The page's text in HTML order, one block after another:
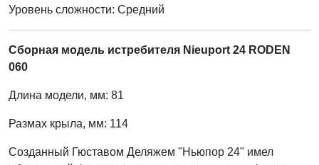
Уровень сложности: Cредний
Сборная модель истребителя Nieuport 24 RODEN
060
Длина модели, мм: 81
Размах крыла, мм: 114
Созданный Гюставом Деляжем "Ньюпор 24" имел